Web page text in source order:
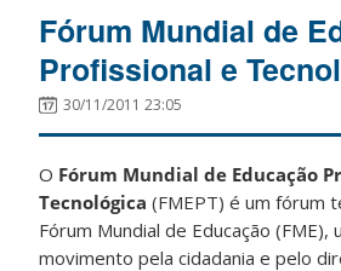
Fórum Mundial de
Profissional e
30/11/2011 23:05
O Fórum Mundial de Educação
Tecnológica (FMEPT) é um fórum
Fórum Mundial de Educação (FME),
movimento pela cidadania e pelo